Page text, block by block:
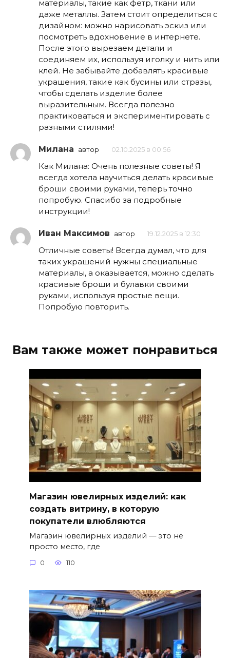
материалы, такие как фетр, ткани или
даже металлы. Затем стоит определиться с
дизайном: можно нарисовать эскиз или
посмотреть вдохновение в интернете.
После этого вырезаем детали и
соединяем их, используя иголку и нить или
клей. Не забывайте добавлять красивые
украшения, такие как бусины или стразы,
чтобы сделать изделие более
выразительным. Всегда полезно
практиковаться и экспериментировать с
разными стилями!
Милана автор 02.10.2025 в 00:56
Как Милана: Очень полезные советы! Я
всегда хотела научиться делать красивые
броши своими руками, теперь точно
попробую. Спасибо за подробные
инструкции!
Иван Максимов автор 19.12.2025 в 12:30
Отличные советы! Всегда думал, что для
таких украшений нужны специальные
материалы, а оказывается, можно сделать
красивые броши и булавки своими
руками, используя простые вещи.
Попробую повторить.
Вам также может понравиться
Магазин ювелирных изделий: как
создать витрину, в которую
покупатели влюбляются
Магазин ювелирных изделий — это не
просто место, где
0 110